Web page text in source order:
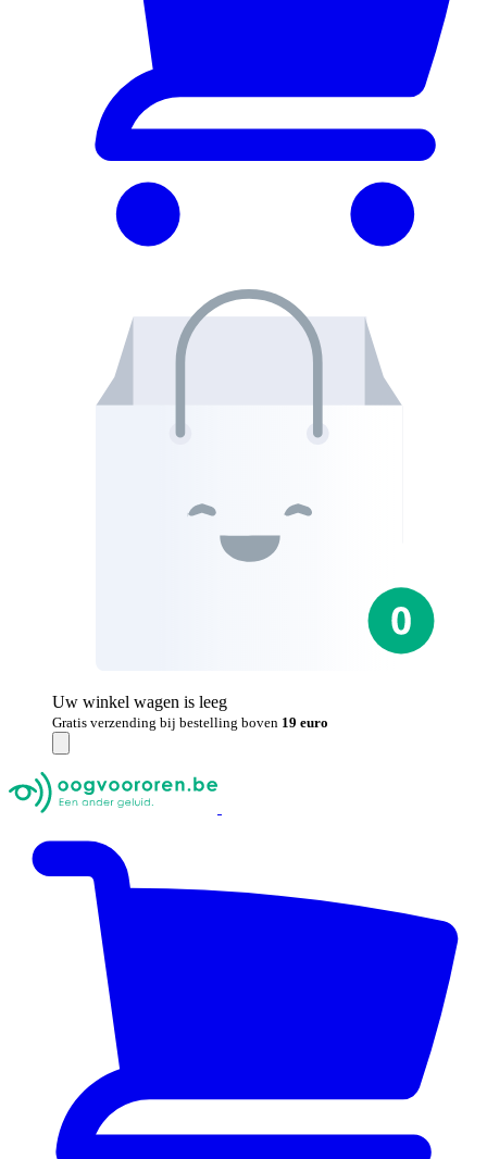
Uw winkel wagen is leeg
Gratis verzending bij bestelling boven 19 euro